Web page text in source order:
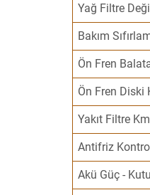
Yağ Filtre
Bakım
Ön Fren
Ön Fren Diski
Yakıt Filtre
Antifriz
Akü Güç -